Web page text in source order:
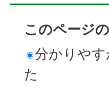
このページ
分かりやす
た